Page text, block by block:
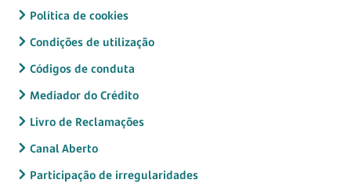
Política de cookies
Condições de utilização
Códigos de conduta
Mediador do Crédito
Livro de Reclamações
Canal Aberto
Participação de irregularidades